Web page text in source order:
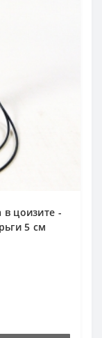
цоизите -
5 см